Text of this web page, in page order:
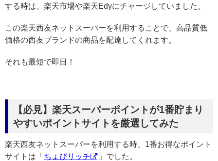
する時は、楽天市場や楽天Edyにチャージしていました。
この楽天西友ネットスーパーを利用することで、高品質低
価格の西友ブランドの商品を配達してくれます。
それも最短で即日！
【必見】楽天スーパーポイントが1番貯まり
やすいポイントサイトを厳選してみた
楽天西友ネットスーパーを利用する時、1番お得なポイント
サイトは「 ちょびリッチ 」でした。